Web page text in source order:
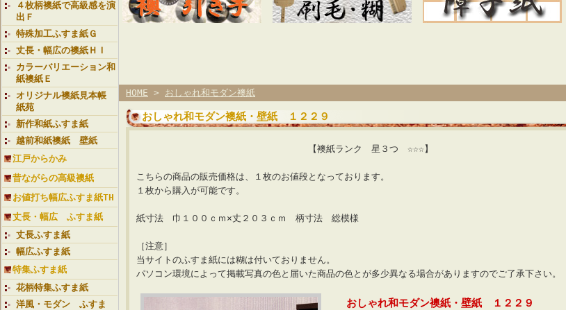
４枚柄襖紙で高級感を演
出Ｆ
特殊加工ふすま紙Ｇ
丈長・幅広の襖紙ＨＩ
カラーバリエーション和
紙襖紙Ｅ
オリジナル襖紙見本帳
紙苑
新作和紙ふすま紙
越前和紙襖紙 壁紙
江戸からかみ
昔ながらの高級襖紙
お値打ち幅広ふすま紙TH
丈長・幅広 ふすま紙
丈長ふすま紙
幅広ふすま紙
特集ふすま紙
花柄特集ふすま紙
洋風・モダン ふすま
HOME > おしゃれ和モダン襖紙
おしゃれ和モダン襖紙・壁紙 １２２９
【襖紙ランク 星３つ ☆☆☆】
こちらの商品の販売価格は、１枚のお値段となっております。
１枚から購入が可能です。
紙寸法 巾１００ｃｍ×丈２０３ｃｍ 柄寸法 総模様
［注意］
当サイトのふすま紙には糊は付いておりません。
パソコン環境によって掲載写真の色と届いた商品の色とが多少異なる場合がありますのでご了承下さい。
おしゃれ和モダン襖紙・壁紙 １２２９